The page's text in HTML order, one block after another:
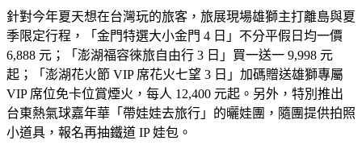
針對今年夏天想在台灣玩的旅客，旅展現場雄獅主打離島與夏
季限定行程，「金門特選大小金門 4 日」不分平假日均一價
6,888 元；「澎湖福容徠旅自由行 3 日」買一送一 9,998 元
起；「澎湖花火節 VIP 席花火七望 3 日」加碼贈送雄獅專屬
VIP 席位免卡位賞煙火，每人 12,400 元起。另外，特別推出
台東熱氣球嘉年華「帶娃娃去旅行」的曬娃團，隨團提供拍照
小道具，報名再抽鐵道 IP 娃包。